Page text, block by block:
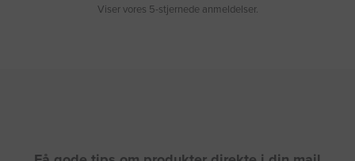
Viser vores 5-stjernede anmeldelser.